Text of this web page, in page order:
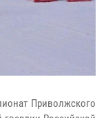
Приволжского